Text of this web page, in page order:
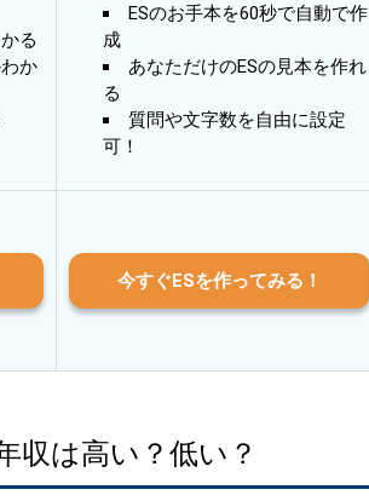
る
か
ESのお手本を60秒で自動で作
成
あなただけのESの見本を作れ
る
質問や文字数を自由に設定
可！
今すぐESを作ってみる！
収は高い？低い？